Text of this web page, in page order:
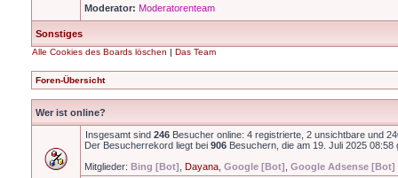
Moderator: Moderatorenteam
Sonstiges
Alle Cookies des Boards löschen | Das Team
Foren-Übersicht
Wer ist online?
Insgesamt sind 246 Besucher online: 4 registrierte, 2 unsichtbare und
Der Besucherrekord liegt bei 906 Besuchern, die am 19. Juli 2025 08:58
Mitglieder: Bing [Bot] Dayana Google [Bot] Google Adsense [Bot]